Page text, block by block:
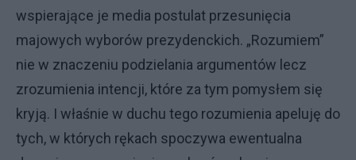
wspierające je media postulat przesunięcia
majowych wyborów prezydenckich. „Rozumiem”
nie w znaczeniu podzielania argumentów lecz
zrozumienia intencji, które za tym pomysłem się
kryją. I właśnie w duchu tego rozumienia apeluję do
tych, w których rękach spoczywa ewentualna